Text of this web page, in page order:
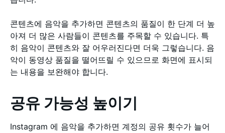
콘텐츠에 음악을 추가하면 콘텐츠의 품질이 한 단계 더 높
아져 더 많은 사람들이 콘텐츠를 주목할 수 있습니다. 특
히 음악이 콘텐츠와 잘 어우러진다면 더욱 그렇습니다. 음
악이 동영상 품질을 떨어뜨릴 수 있으므로 화면에 표시되
는 내용을 보완해야 합니다.
공유 가능성 높이기
Instagram 에 음악을 추가하면 계정의 공유 횟수가 늘어